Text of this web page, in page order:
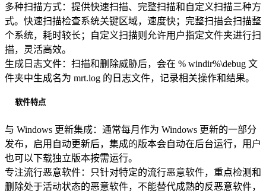
多种扫描方式：提供快速扫描、完整扫描和自定义扫描三种方
式。快速扫描检查系统关键区域，速度快；完整扫描会扫描整
个系统，耗时较长；自定义扫描则允许用户指定文件夹进行扫
描，灵活高效。
生成日志文件：扫描和删除威胁后，会在 % windir%\debug 文
件夹中生成名为 mrt.log 的日志文件，记录相关操作和结果。
软件特点
与 Windows 更新集成：通常每月作为 Windows 更新的一部分
发布，启用自动更新后，集成的版本会自动在后台运行，用户
也可以下载独立版本按需运行。
专注流行恶意软件：只针对特定的流行恶意软件，重点检测和
删除处于活动状态的恶意软件，不能替代成熟的反恶意软件，